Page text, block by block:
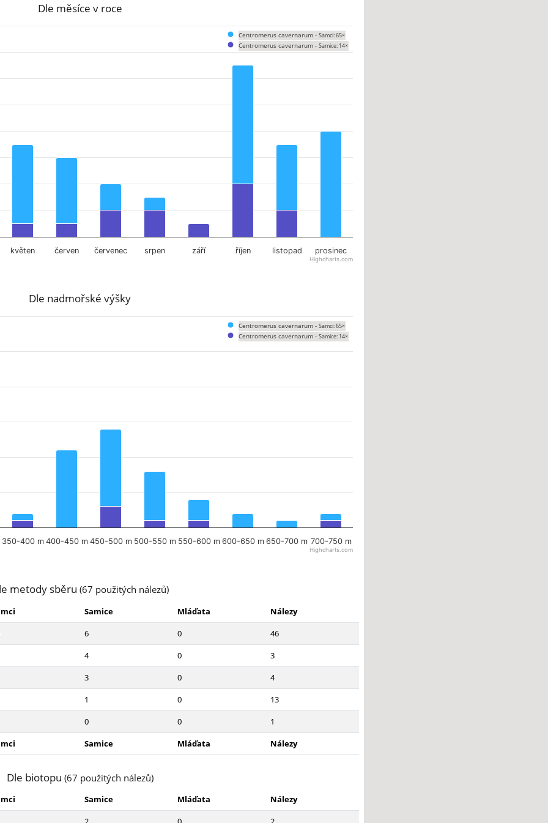
Dle měsíce v roce
Centromerus cavernarum - Samci: 65×
Centromerus cavernarum - Samice: 14×
květen červen červenec srpen září říjen listopad prosinec
Highcharts.com
Dle nadmořské výšky
0 to 27.
Centromerus cavernarum - Samci: 65×
Centromerus cavernarum - Samice: 14×
350-400 m 400-450 m 450-500 m 500-550 m 550-600 m 600-650 m 650-700 m 700-750 m
Highcharts.com
metody sběru (67 použitých nálezů)
Samice Mláďata
Nálezy
6 0
46
4 0
3
3 0
4
1 0
13
0 0
1
Samice Mláďata Nálezy
Dle biotopu (67 použitých nálezů)
Samice Mláďata
Nálezy